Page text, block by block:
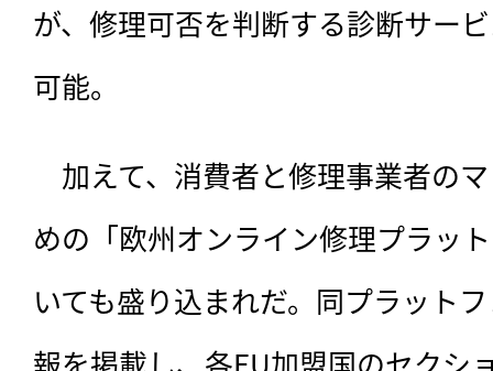
が、修理可否を判断する診断サー
可能。
加えて、消費者と修理事業者の
めの「欧州オンライン修理プラッ
いても盛り込まれだ。同プラット
報を掲載し、各EU加盟国のセクシ